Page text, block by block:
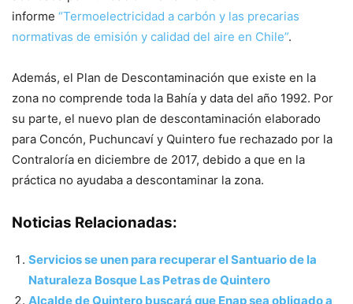
informe “Termoelectricidad a carbón y las precarias
normativas de emisión y calidad del aire en Chile”.
Además, el Plan de Descontaminación que existe en la
zona no comprende toda la Bahía y data del año 1992. Por
su parte, el nuevo plan de descontaminación elaborado
para Concón, Puchuncaví y Quintero fue rechazado por la
Contraloría en diciembre de 2017, debido a que en la
práctica no ayudaba a descontaminar la zona.
Noticias Relacionadas:
Servicios se unen para recuperar el Santuario de la
Naturaleza Bosque Las Petras de Quintero
Alcalde de Quintero buscará que Enap sea obligado a